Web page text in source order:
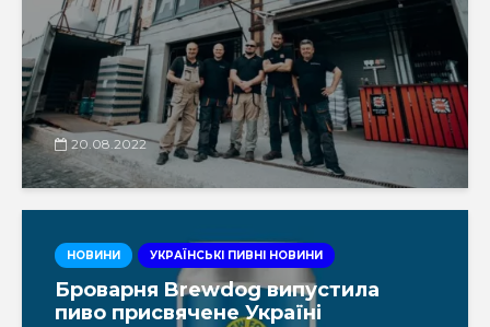
20.08.2022
НОВИНИ УКРАЇНСЬКІ ПИВНІ НОВИНИ
Броварня Brewdog випустила
пиво присвячене Україні